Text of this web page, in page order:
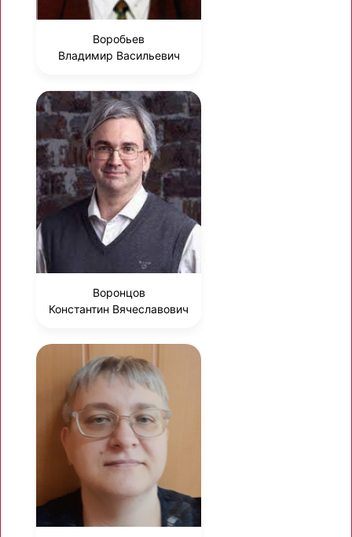
Воробьев
Владимир Васильевич
Воронцов
Константин Вячеславович